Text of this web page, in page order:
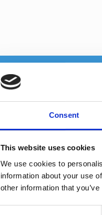
Consent
This website uses cookies
We use cookies to
information about your use
other information that